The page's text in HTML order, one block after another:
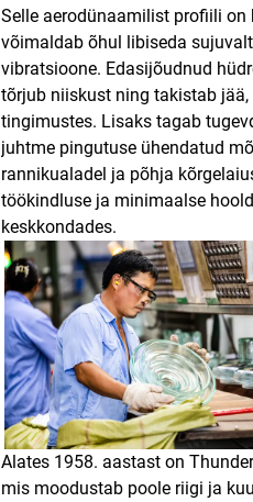
Selle aerodünaamilist profiili
võimaldab õhul libiseda
vibratsioone. Edasijõudnud
tõrjub niiskust ning takistab
tingimustes. Lisaks tagab
juhtme pingutuse ühendatud
rannikualadel ja põhja
töökindluse ja minimaalse
keskkondades.
Alates 1958. aastast on
mis moodustab poole riigi ja